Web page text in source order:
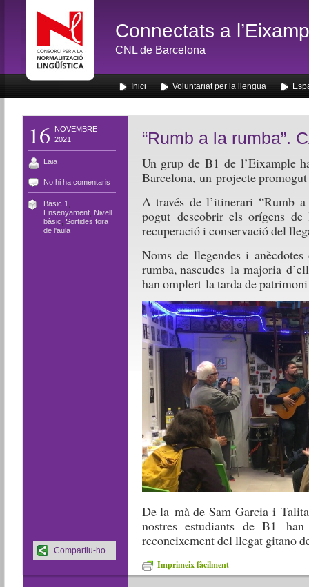
Connectats a
CNL de Barcelona
Inici Voluntariat per la llengua
16
NOVEMBRE
2021
Laia
No hi ha comentaris
Bàsic 1
Ensenyament, Nivell
bàsic Sortides fora
de l'aula
“Rumb a la rumba”.
Un grup de B1 de l’Eixample
Barcelona, un projecte
A través de l’itinerari “Rumb
pogut descobrir els orígens
recuperació i conservació del
Noms de llegendes i
rumba, nascudes la majoria
han omplert la tarda de
De la mà de Sam Garcia i
nostres estudiants de B1
reconeixement del llegat gitano
Imprimeix fàcilment
Compartiu-ho